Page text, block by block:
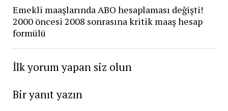
Emekli maaşlarında ABO hesaplaması değişti!
2000 öncesi 2008 sonrasına kritik maaş hesap
formülü
İlk yorum yapan siz olun
Bir yanıt yazın